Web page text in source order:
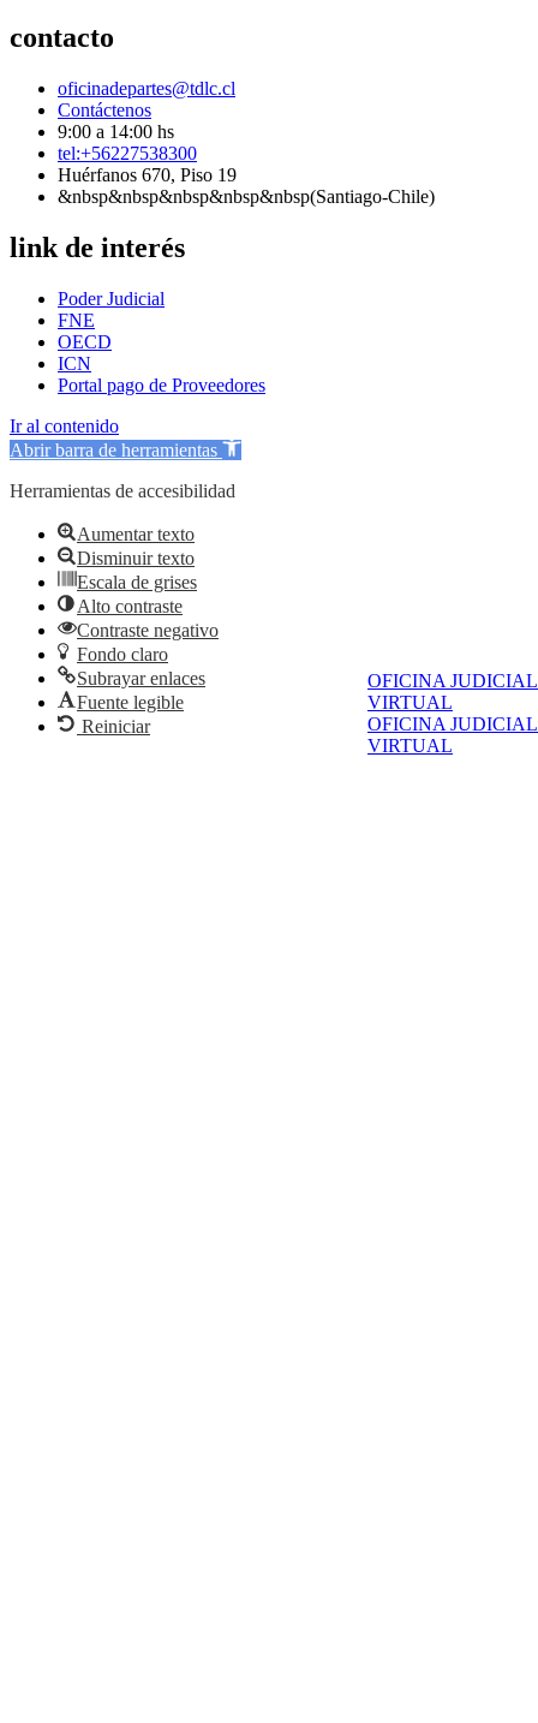
OFICINA JUDICIAL
VIRTUAL
OFICINA JUDICIAL
VIRTUAL
contacto
oficinadepartes@tdlc.cl
Contáctenos
9:00 a 14:00 hs
tel:+56227538300
Huérfanos 670, Piso 19
&nbsp&nbsp&nbsp&nbsp&nbsp(Santiago-Chile)
link de interés
Poder Judicial
FNE
OECD
ICN
Portal pago de Proveedores
Ir al contenido
Abrir barra de herramientas
Herramientas de accesibilidad
Aumentar texto
Disminuir texto
Escala de grises
Alto contraste
Contraste negativo
Fondo claro
Subrayar enlaces
Fuente legible
Reiniciar